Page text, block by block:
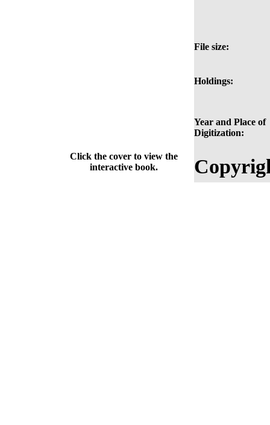
File size:
Holdings:
Year and Place of
Digitization:
Click the cover to view the
interactive book.